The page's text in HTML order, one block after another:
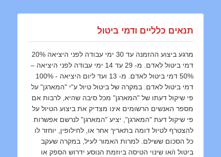
תנאים כלליים ודמי ביטול
מרגע ביצוע ההזמנה עד 30 ימי עבודה לפני היציאה 20%
דמי ביטול לאדם. מ- 29 עד 14 ימי עבודה לפני היציאה –
50% דמי ביטול לאדם. מ- 13 ועד ליום היציאה - 100%
דמי ביטול לאדם. במקרה של ביטול טיול ע"י "המארגן" על
פי שיקול דעתו של "המארגן" מכל סיבה שהיא, לרבות אם
מספר האנשים הרשומים אינו מצדיק את ביצוע הטיול על
פי שיקול דעת "המארגן", יציע "המארגן" לנרשם אפשרות
להצטרף לטיול דומה בתאריך אחר או, לחילופין, יוחזר לו
כל הסכום ששילם. למרות האמור לעיל, במקרה שעקב
ביטול ו/או שינוי הטיסה ביוזמת הנוסע ידרוש הספק או